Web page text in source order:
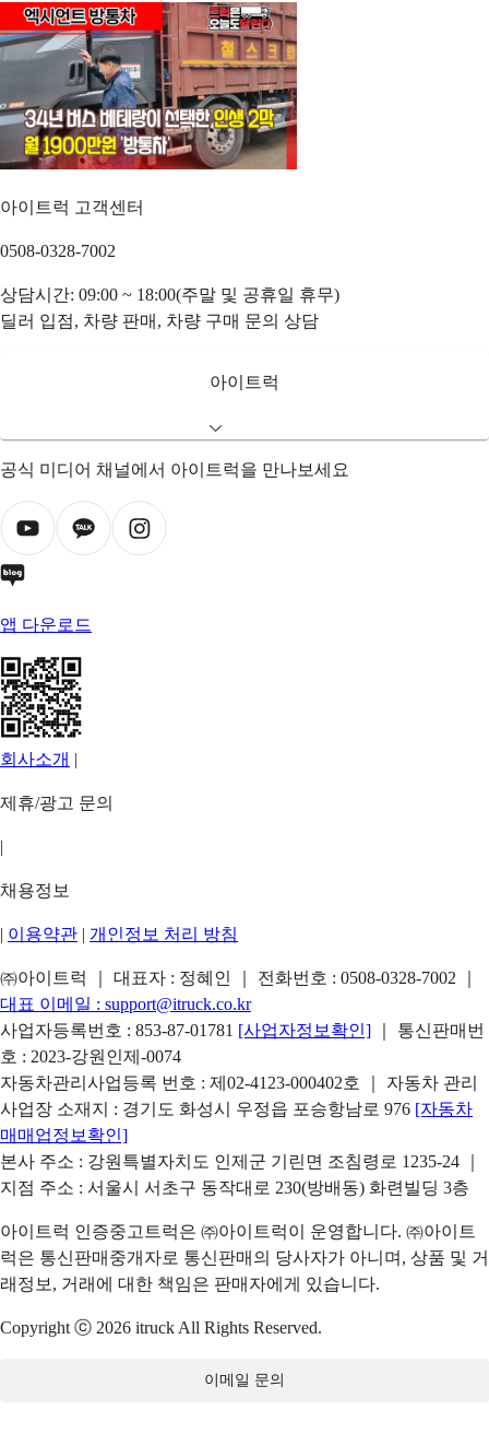
아이트럭 고객센터
0508-0328-7002
상담시간: 09:00 ~ 18:00(주말 및 공휴일 휴무)
딜러 입점, 차량 판매, 차량 구매 문의 상담
아이트럭
공식 미디어 채널에서 아이트럭을 만나보세요
앱 다운로드
회사소개 |
제휴/광고 문의
|
채용정보
| 이용약관 | 개인정보 처리 방침
㈜아이트럭 ｜ 대표자 : 정혜인 ｜ 전화번호 : 0508-0328-7002
대표 이메일 : support@itruck.co.kr
사업자등록번호 : 853-87-01781 [사업자정보확인]
｜ 통신판매번
호 : 2023-강원인제-0074
자동차관리사업등록 번호 : 제02-4123-000402호 ｜ 자동차 관리
사업장 소재지 : 경기도 화성시 우정읍 포승항남로 976 [자동차
매매업정보확인]
본사 주소 : 강원특별자치도 인제군 기린면 조침령로 1235-24 ｜
지점 주소 : 서울시 서초구 동작대로 230(방배동) 화련빌딩 3층
아이트럭 인증중고트럭은 ㈜아이트럭이 운영합니다. ㈜아이트
럭은 통신판매중개자로 통신판매의 당사자가 아니며, 상품 및 거
래정보, 거래에 대한 책임은 판매자에게 있습니다.
Copyright ⓒ 2026 itruck All Rights Reserved.
이메일 문의